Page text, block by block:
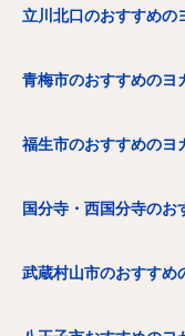
立川北口のおすすめの
青梅市のおすすめのヨ
福生市のおすすめのヨ
国分寺・西国分寺のお
武蔵村山市のおすすめ